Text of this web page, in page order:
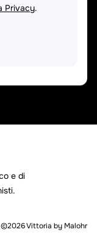
Privacy.
e di
©2026 Vittoria by Malohr